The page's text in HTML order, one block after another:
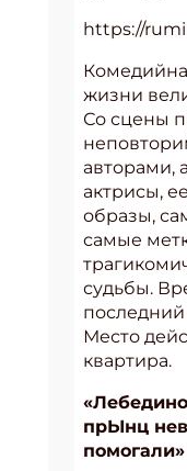
https://
жизни
Со сцены
авторами,
актрисы,
образы,
самые
судьбы.
Место
квартира.
прЫнц